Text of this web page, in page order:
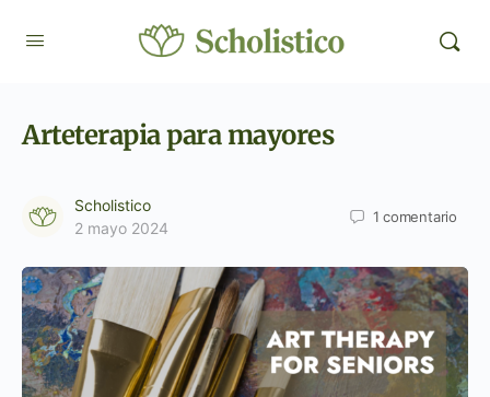
Arteterapia para mayores
Scholistico
2 mayo 2024
1comentario